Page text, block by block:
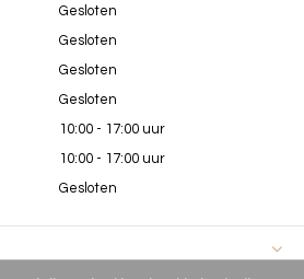
Gesloten
Gesloten
Gesloten
Gesloten
10:00 - 17:00 uur
10:00 - 17:00 uur
Gesloten